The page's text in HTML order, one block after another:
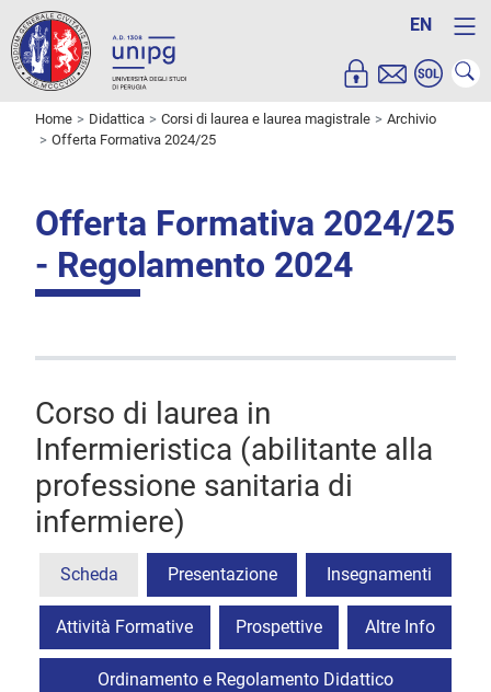
EN
Home Didattica Corsi di laurea e laurea magistrale
Archivio
Offerta Formativa 2024/25
Offerta Formativa 2024/25
- Regolamento 2024
Corso di laurea in
Infermieristica (abilitante alla
professione sanitaria di
infermiere)
Scheda Presentazione Insegnamenti
Attività Formative Prospettive Altre Info
Ordinamento e Regolamento Didattico